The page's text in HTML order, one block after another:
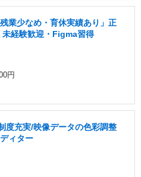
業少なめ・育休実績あり」正
経験歓迎・Figma習得
円
度充実/映像データの色彩調整
ィター